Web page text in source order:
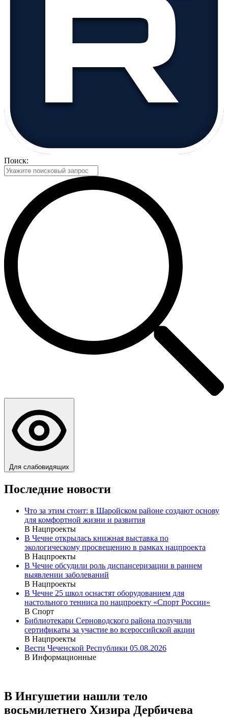
Поиск:
Для слабовидящих
Последние новости
Что за этим стоит: в Шаройском районе создают основу
для комфортной жизни и развития
В Нацпроекты
В Чечне открылась книжная выставка по
экологическому просвещению в рамках нацпроекта
В Нацпроекты
В Чечне обсудили роль диспансеризации в раннем
выявлении заболеваний
В Нацпроекты
В Чечне 25 школ оснастят оборудованием для
настольного тенниса по нацпроекту «Спорт России»
В Спорт
Библиотекари Серноводского района получили
сертификаты за участие во всероссийской акции
В Нацпроекты
Вести Чеченской Республики 05.08.2026
В Информационные
В Ингушетии нашли тело
восьмилетнего Хизира Дербичева